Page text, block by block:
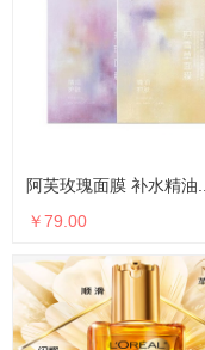
阿芙玫瑰面膜 补水精油...
￥79.00